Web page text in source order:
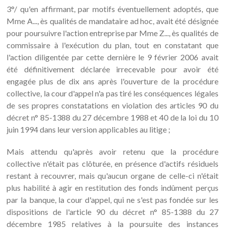
3°/ qu'en affirmant, par motifs éventuellement adoptés, que
Mme A..., ès qualités de mandataire ad hoc, avait été désignée
pour poursuivre l'action entreprise par Mme Z..., ès qualités de
commissaire à l'exécution du plan, tout en constatant que
l'action diligentée par cette dernière le 9 février 2006 avait
été définitivement déclarée irrecevable pour avoir été
engagée plus de dix ans après l'ouverture de la procédure
collective, la cour d'appel n'a pas tiré les conséquences légales
de ses propres constatations en violation des articles 90 du
décret n° 85-1388 du 27 décembre 1988 et 40 de la loi du 10
juin 1994 dans leur version applicables au litige ;
Mais attendu qu'après avoir retenu que la procédure
collective n'était pas clôturée, en présence d'actifs résiduels
restant à recouvrer, mais qu'aucun organe de celle-ci n'était
plus habilité à agir en restitution des fonds indûment perçus
par la banque, la cour d'appel, qui ne s'est pas fondée sur les
dispositions de l'article 90 du décret n° 85-1388 du 27
décembre 1985 relatives à la poursuite des instances